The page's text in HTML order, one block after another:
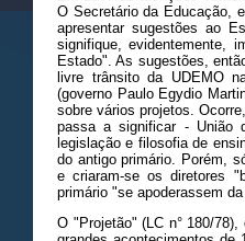
O Secretário da Educação,
apresentar sugestões ao
signifique, evidentemente,
Estado". As sugestões,
livre trânsito da UDEMO
(governo Paulo Egydio
sobre vários projetos.
passa a significar - União
legislação e filosofia de
do antigo primário. Porém,
e criaram-se os diretores
primário "se apoderassem da
O "Projetão" (LC n° 180/